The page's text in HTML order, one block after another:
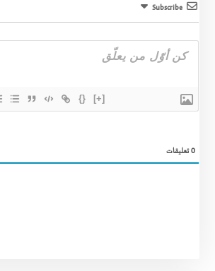
Subscribe
{} [+]
0تعليقات